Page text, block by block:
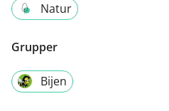
Natur
Grupper
Bijen